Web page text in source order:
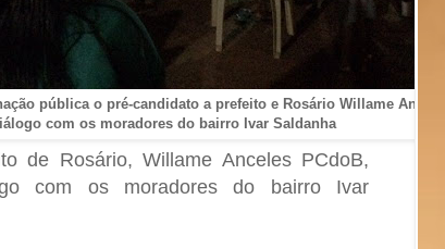
pública o pré-candidato a prefeito e Rosário Willame Anceles
com os moradores do bairro Ivar Saldanha
de Rosário, Willame Anceles PCdoB,
com os moradores do bairro Ivar